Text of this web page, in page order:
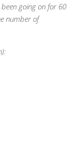
going on for 60
number of